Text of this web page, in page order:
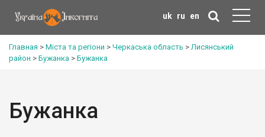
uk ru en
Главная > Міста та регіони > Черкаська область >Лисянський
район > Бужанка > Бужанка
Бужанка